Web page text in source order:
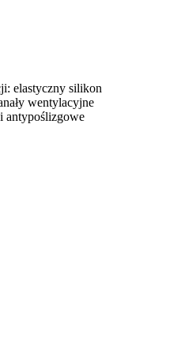
elastyczny silikon
wentylacyjne
antypoślizgowe